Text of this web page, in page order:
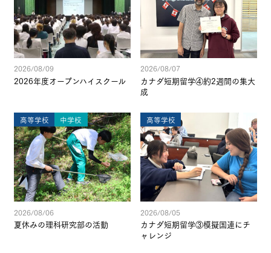
2026/08/09
2026年度オープンハイスクール
2026/08/07
カナダ短期留学④約2週間の集大
成
高等学校 中学校
2026/08/06
夏休みの理科研究部の活動
高等学校
2026/08/05
カナダ短期留学③模擬国連にチ
ャレンジ